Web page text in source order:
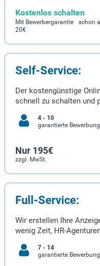
Kostenlos schalten
Mit Bewerbergarantie schon
20€
Self-Service:
Der kostengünstige
schnell zu schalten und
4 - 10
garantierte
Nur 195€
zzgl. MwSt.
Full-Service:
Wir erstellen Ihre
wenig Zeit, HR-
7 - 14
garantierte